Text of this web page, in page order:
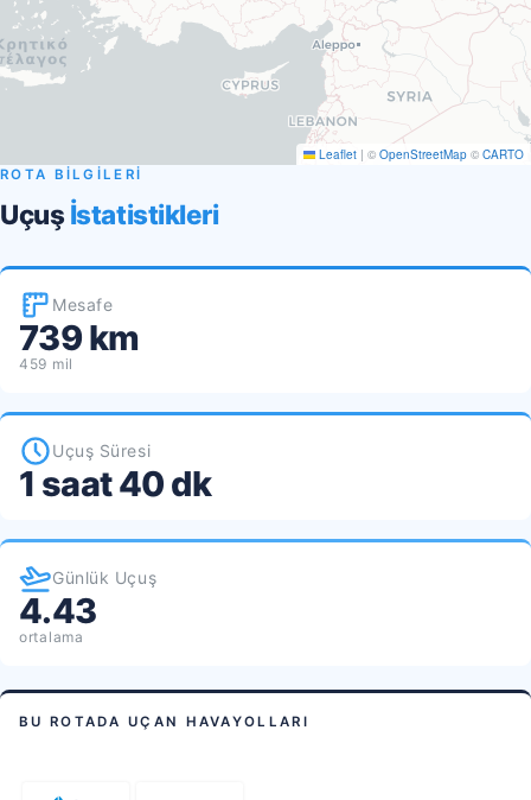
Leaflet | © OpenStreetMap © CARTO
ROTA BİLGİLERİ
Uçuş İstatistikleri
Mesafe
739 km
459 mil
Uçuş Süresi
1 saat 40 dk
Günlük Uçuş
4.43
ortalama
BU ROTADA UÇAN HAVAYOLLARI